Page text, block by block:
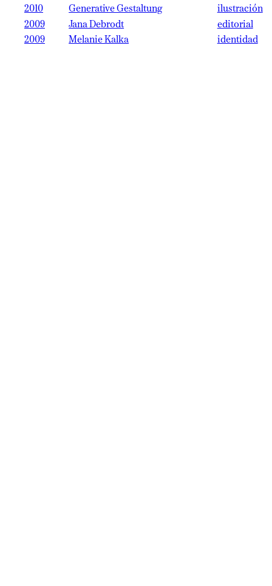
2010
Generative Gestaltung
ilustración
2009
Jana Debrodt
editorial
2009
Melanie Kalka identidad